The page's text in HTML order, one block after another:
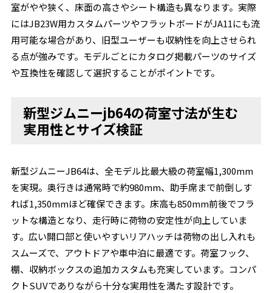
室がやや狭く、床面の高さやシート構造も異なります。実際
にはJB23W用カスタムパーツやフラットボードがJA11にも流
用可能な場合があり、旧型ユーザーも収納性を向上させられ
る点が強みです。モデルごとにカタログ掲載パーツのサイズ
や互換性を確認して選択することがポイントです。
新型ジムニーjb64の荷室寸法が生む
実用性とサイズ検証
新型ジムニーJB64は、全モデル比最大級の荷室幅1,300mm
を実現。奥行きは通常時で約980mm、助手席まで前倒しす
れば1,350mmほど確保できます。床高も850mm前後でフラ
ットな構造となり、走行時に荷物の安定性が向上していま
す。広い開口部と使いやすいリアハッチは荷物の出し入れも
スムーズで、アウトドアや車中泊に最適です。荷室フック、
棚、収納ボックスの追加カスタムも充実しています。コンパ
クトSUVでありながら十分な実用性を満たす設計です。